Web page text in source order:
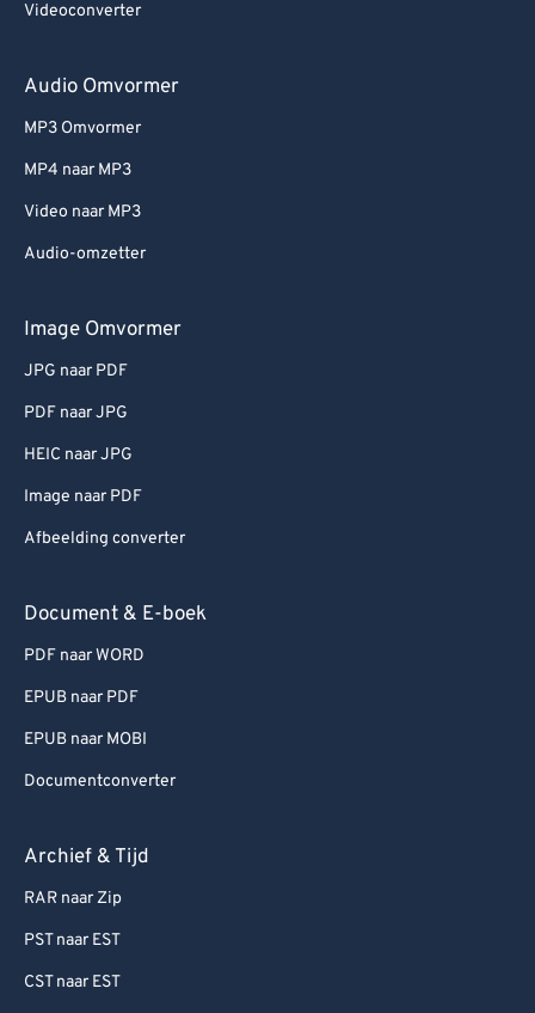
Videoconverter
Audio Omvormer
MP3 Omvormer
MP4 naar MP3
Video naar MP3
Audio-omzetter
Image Omvormer
JPG naar PDF
PDF naar JPG
HEIC naar JPG
Image naar PDF
Afbeelding converter
Document & E-boek
PDF naar WORD
EPUB naar PDF
EPUB naar MOBI
Documentconverter
Archief & Tijd
RAR naar Zip
PST naar EST
CST naar EST